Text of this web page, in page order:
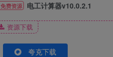
免费资源 电工计算器v10.0.2.1
资源下载
夸克下载